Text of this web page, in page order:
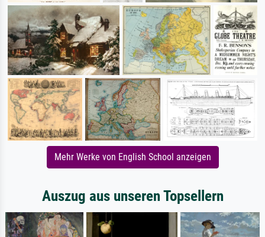
Mehr Werke von English School anzeigen
Auszug aus unseren Topsellern